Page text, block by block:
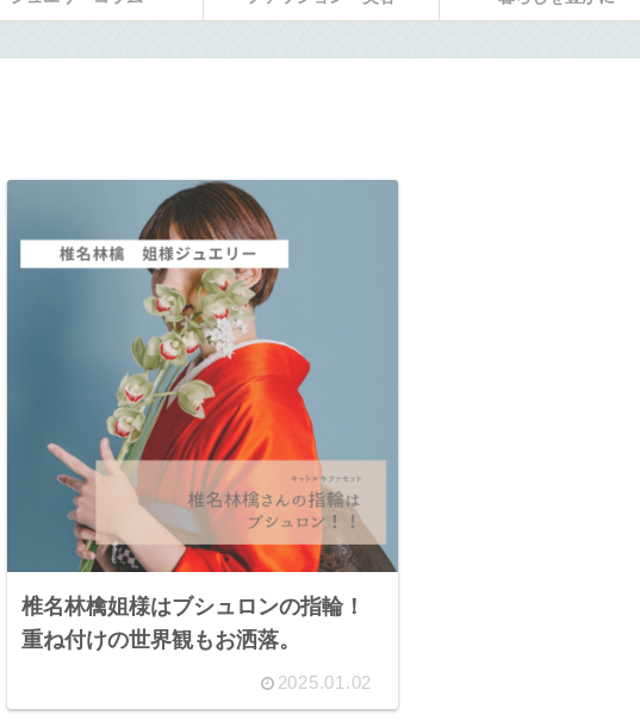
椎名林檎姐様はブシュロンの指輪！
重ね付けの世界観もお洒落。
2025.01.02